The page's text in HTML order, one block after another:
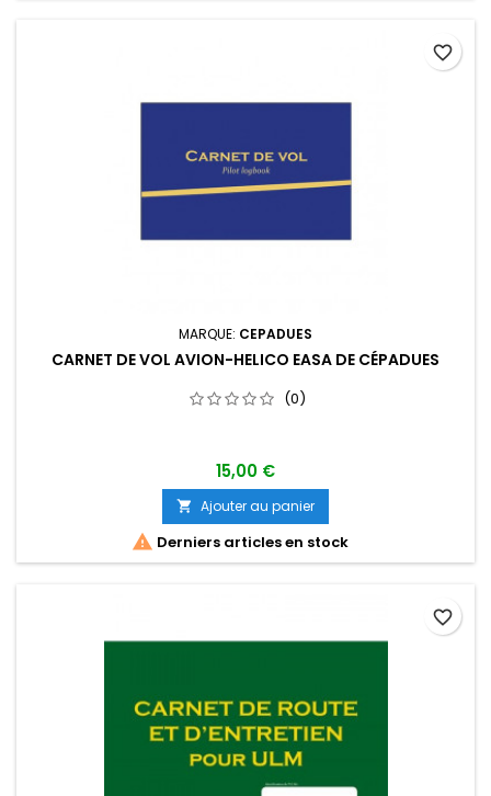
MARQUE: CEPADUES
CARNET DE VOL AVION-HELICO EASA DE CÉPADUES
(0)
15,00 €
 Ajouter au panier
 Derniers articles en stock
favorite_border
favorite_border